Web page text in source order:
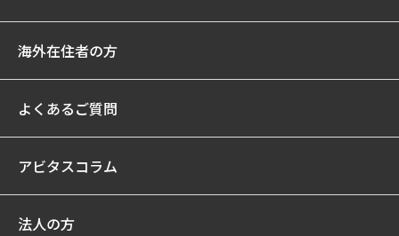
海外在住者の方
よくあるご質問
アビタスコラム
法人の方